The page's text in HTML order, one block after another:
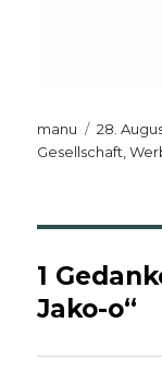
Autor
manu
am
28.
Gesellschaft ,
1
Jako-o“